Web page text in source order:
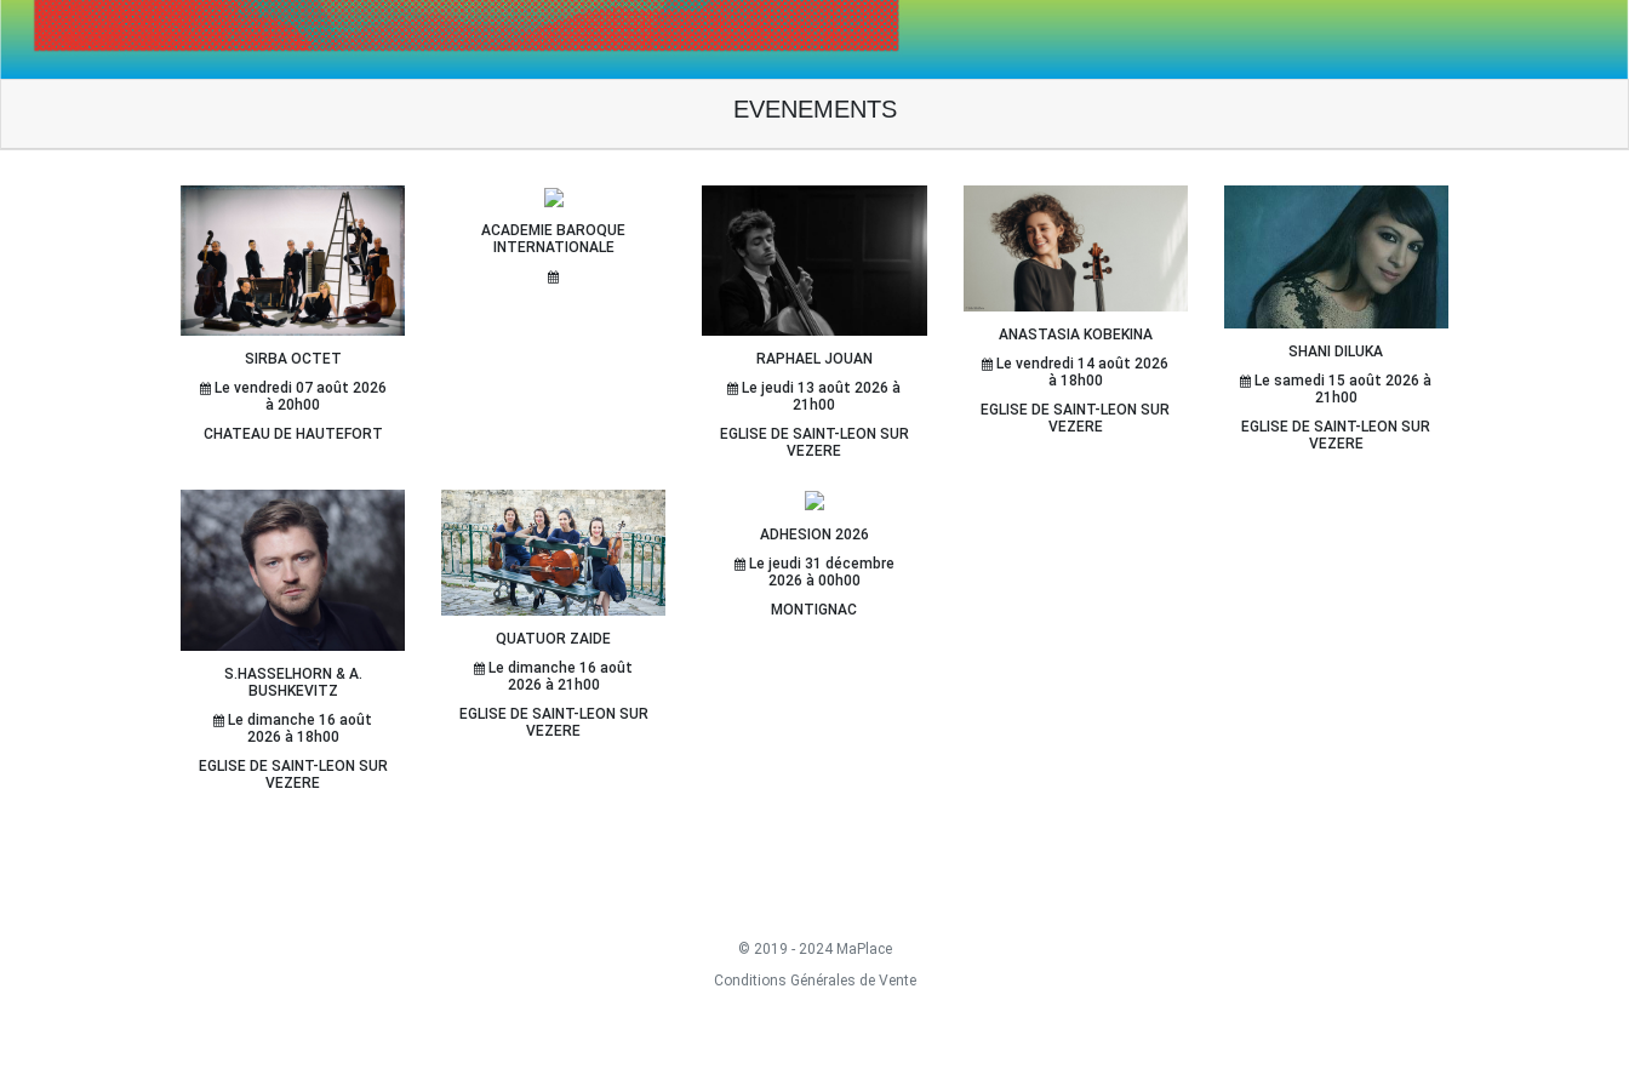
EVENEMENTS
SIRBA OCTET
Le vendredi 07 août 2026
à 20h00
CHATEAU DE HAUTEFORT
ACADEMIE BAROQUE
INTERNATIONALE
RAPHAEL JOUAN
Le jeudi 13 août 2026 à
21h00
EGLISE DE SAINT-LEON SUR
VEZERE
ANASTASIA KOBEKINA
Le vendredi 14 août 2026
à 18h00
EGLISE DE SAINT-LEON SUR
VEZERE
SHANI DILUKA
Le samedi 15 août 2026 à
21h00
EGLISE DE SAINT-LEON SUR
VEZERE
S.HASSELHORN & A.
BUSHKEVITZ
Le dimanche 16 août
2026 à 18h00
EGLISE DE SAINT-LEON SUR
VEZERE
QUATUOR ZAIDE
Le dimanche 16 août
2026 à 21h00
EGLISE DE SAINT-LEON SUR
VEZERE
ADHESION 2026
Le jeudi 31 décembre
2026 à 00h00
MONTIGNAC
© 2019 - 2024 MaPlace
Conditions Générales de Vente